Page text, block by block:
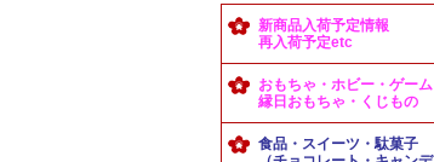
新商品入荷予定情報
再入荷予定etc
おもちゃ・ホビー・ゲーム
縁日おもちゃ・くじもの
食品・スイーツ・駄菓子